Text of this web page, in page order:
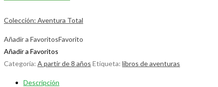
Colección: Aventura Total
Añadir a FavoritosFavorito
Añadir a Favoritos
Categoría: A partir de 8 años Etiqueta: libros de aventuras
Descripción